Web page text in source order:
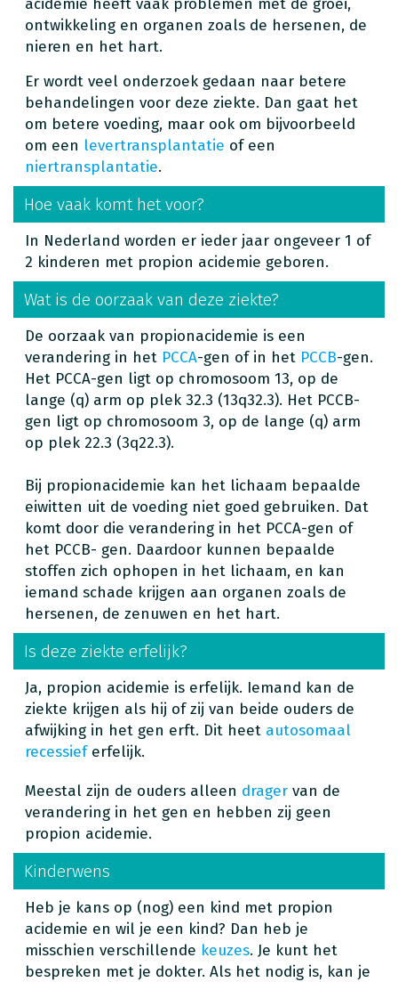
ontwikkeling en organen zoals de hersenen, de
nieren en het hart.
Er wordt veel onderzoek gedaan naar betere
behandelingen voor deze ziekte. Dan gaat het
om betere voeding, maar ook om bijvoorbeeld
om een levertransplantatie of een
niertransplantatie.
Hoe vaak komt het voor?
In Nederland worden er ieder jaar ongeveer 1 of
2 kinderen met propion acidemie geboren.
Wat is de oorzaak van deze ziekte?
De oorzaak van propionacidemie is een
verandering in het PCCA-gen of in het PCCB-gen.
Het PCCA-gen ligt op chromosoom 13, op de
lange (q) arm op plek 32.3 (13q32.3). Het PCCB-
gen ligt op chromosoom 3, op de lange (q) arm
op plek 22.3 (3q22.3).
Bij propionacidemie kan het lichaam bepaalde
eiwitten uit de voeding niet goed gebruiken. Dat
komt door die verandering in het PCCA-gen of
het PCCB- gen. Daardoor kunnen bepaalde
stoffen zich ophopen in het lichaam, en kan
iemand schade krijgen aan organen zoals de
hersenen, de zenuwen en het hart.
Is deze ziekte erfelijk?
Ja, propion acidemie is erfelijk. Iemand kan de
ziekte krijgen als hij of zij van beide ouders de
afwijking in het gen erft. Dit heet autosomaal
recessieferfelijk.
Meestal zijn de ouders alleen drager van de
verandering in het gen en hebben zij geen
propion acidemie.
Kinderwens
Heb je kans op (nog) een kind met propion
acidemie en wil je een kind? Dan heb je
misschien verschillende keuzes. Je kunt het
bespreken met je dokter. Als het nodig is, kan je